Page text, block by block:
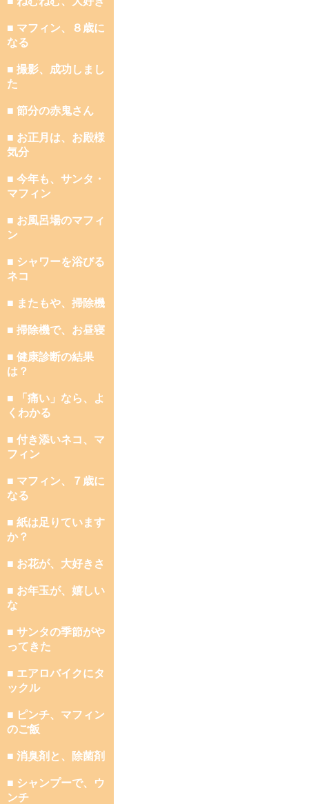
■ マフィン、８歳に
なる
■ 撮影、成功しまし
た
■ 節分の赤鬼さん
■ お正月は、お殿様
気分
■ 今年も、サンタ・
マフィン
■ お風呂場のマフィ
ン
■ シャワーを浴びる
ネコ
■ またもや、掃除機
■ 掃除機で、お昼寝
■ 健康診断の結果
は？
■ 「痛い」なら、よ
くわかる
■ 付き添いネコ、マ
フィン
■ マフィン、７歳に
なる
■ 紙は足りています
か？
■ お花が、大好きさ
■ お年玉が、嬉しい
な
■ サンタの季節がや
ってきた
■ エアロバイクにタ
ックル
■ ピンチ、マフィン
のご飯
■ 消臭剤と、除菌剤
■ シャンプーで、ウ
ンチ